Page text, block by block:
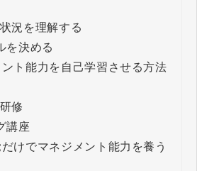
況を理解する
を決める
ト能力を自己学習させる方法
修
講座
けでマネジメント能力を養う